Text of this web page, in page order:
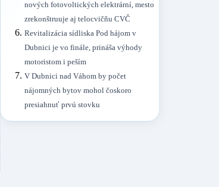
nových fotovoltických elektrární, mesto
zrekonštruuje aj telocvičňu CVČ
Revitalizácia sídliska Pod hájom v
Dubnici je vo finále, prináša výhody
motoristom i peším
V Dubnici nad Váhom by počet
nájomných bytov mohol čoskoro
presiahnuť prvú stovku